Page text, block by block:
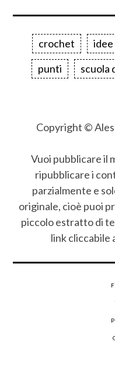
crochet idee
punti
scuola
Copyright ©
Vuoi pubblicare il
ripubblicare i
parzialmente e
originale, cioè puoi
piccolo estratto di
link cliccabile